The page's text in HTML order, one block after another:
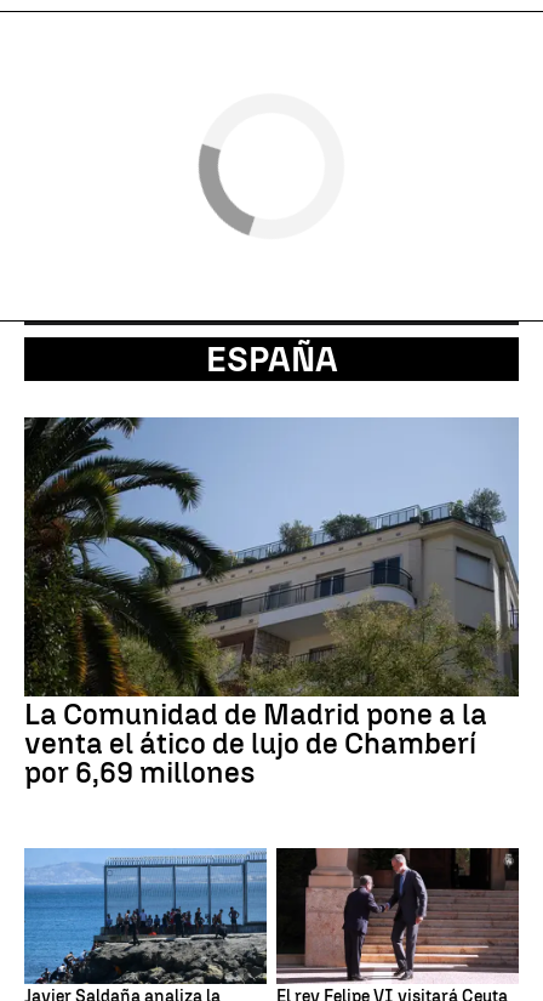
ESPAÑA
La Comunidad de Madrid pone a la
venta el ático de lujo de Chamberí
por 6,69 millones